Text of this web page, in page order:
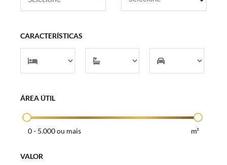
CARACTERÍSTICAS
ÁREA ÚTIL
0- 5.000 ou mais m²
VALOR